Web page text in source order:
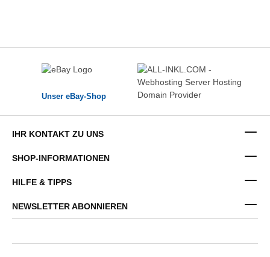
Unser eBay-Shop
IHR KONTAKT ZU UNS
SHOP-INFORMATIONEN
HILFE & TIPPS
NEWSLETTER ABONNIEREN